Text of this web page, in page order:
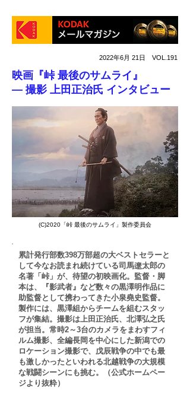
2022年6月 21日 VOL.191
映画『峠 最後のサムライ』
― 撮影 上田正治氏 インタビュー
(C)2020「峠 最後のサムライ」製作委員会
累計発行部数398万部超の大ベストセラーと
して今なお読まれ続けている司馬遼太郎の
名著「峠」が、待望の初映画化。監督・脚
本は、『影武者』など数々の黒澤明作品に
助監督として携わってきた小泉堯史監督。
製作には、黒澤組からチームを組むスタッ
フが集結。撮影は上田正治氏、北澤弘之氏
が担当。常時2～3台のカメラをまわすフィ
ルム撮影、全編長岡を中心にした新潟での
ロケーション撮影で、戊辰戦争の中でも最
も激しかったといわれる北越戦争の大規模
な戦闘シーンにも挑む。（公式ホームペー
ジより抜粋）